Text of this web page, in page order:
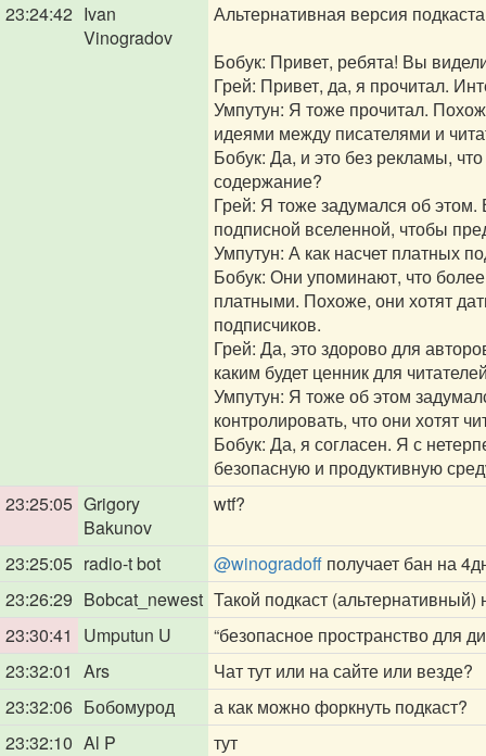
23:24:42 Ivan
Vinogradov
Альтернативная версия
Бобук: Привет, ребята! Вы
Грей: Привет, да, я прочитал.
Умпутун: Я тоже прочитал.
идеями между писателями и
Бобук: Да, и это без рекламы,
содержание?
Грей: Я тоже задумался об этом.
подписной вселенной, чтобы
Умпутун: А как насчет платных
Бобук: Они упоминают, что
платными. Похоже, они хотят
подписчиков.
Грей: Да, это здорово для
каким будет ценник для
Умпутун: Я тоже об этом
контролировать, что они хотят
Бобук: Да, я согласен. Я с
безопасную и продуктивную
23:25:05 Grigory
Bakunov
wtf?
23:25:05 radio-t bot @winogradoff получает бан на
23:26:29 Bobcat_newest Такой подкаст
23:30:41
Umputun U
“безопасное пространство для
23:32:01 Ars
Чат тут или на сайте или везде?
23:32:06 Бобомурод
а как можно форкнуть подкаст?
23:32:10 Al P
тут